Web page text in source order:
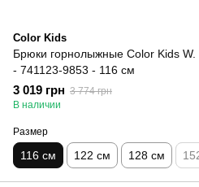
Color Kids
Брюки горнолыжные Color Kids W.
- 741123-9853 - 116 см
3 019 грн 3 774 грн
В наличии
Размер
116 см 122 см 128 см